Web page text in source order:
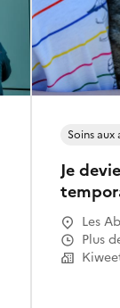
Je
Soins aux
Les
Le
Plus